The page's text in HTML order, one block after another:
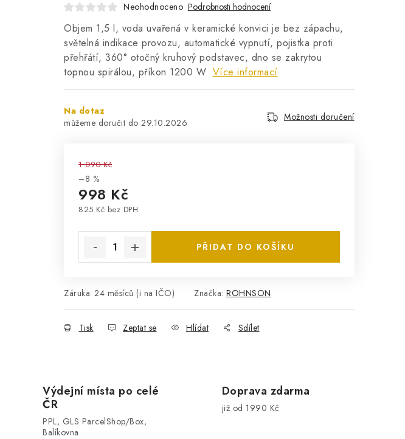
Neohodnoceno Podrobnosti hodnocení
Objem 1,5 l, voda uvařená v keramické konvici je bez zápachu,
světelná indikace provozu, automatické vypnutí, pojistka proti
přehřátí, 360° otočný kruhový podstavec, dno se zakrytou
topnou spirálou, příkon 1200 W Více informací
Na dotaz
29.10.2026
Možnosti doručení
1 090 Kč
–8 %
998 Kč
825 Kč bez DPH
PŘIDAT DO KOŠÍKU
Záruka: 24 měsíců (i na IČO) Značka: ROHNSON
Tisk Zeptat se Hlídat Sdílet
Výdejní místa po celé
ČR
PPL, GLS ParcelShop/Box,
Balíkovna
Doprava zdarma
již od 1990 Kč